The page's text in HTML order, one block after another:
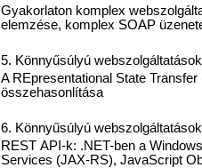
Gyakorlaton komplex
elemzése, komplex SOAP
5. Könnyűsúlyú webszolgáltatások
A REpresentational State
összehasonlítása
6. Könnyűsúlyú
REST API-k: .NET-ben a
Services (JAX-RS), JavaScript